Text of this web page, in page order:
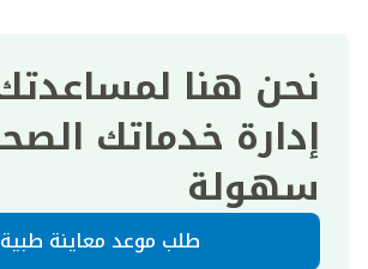
نحن هنا
إدارة خدماتك
سهولة
طلب موعد معاينة طبية